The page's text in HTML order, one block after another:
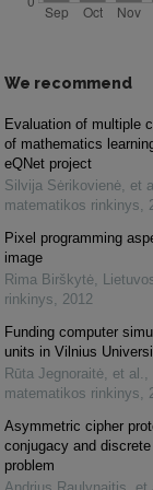
We recommend
Evaluation of multiple
of mathematics
eQNet project
Silvija Sėrikovienė, et
matematikos rinkinys,
Pixel programming
image
Rima Birškytė,
rinkinys, 2012
Funding computer
units in Vilnius
Rūta Jegnoraitė, et al. ,
matematikos rinkinys,
Asymmetric cipher
conjugacy and
problem